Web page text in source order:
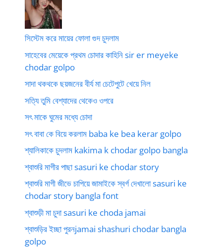
সিস্টেম করে মায়ের ফোলা গুদ চুদলাম
সাহেবের মেয়েকে প্রথম চোদার কাহিনি sir er meyeke
chodar golpo
সাদা থকথকে ছয়জনের বীর্য মা চেটেপুটে খেয়ে নিল
সত্যি তুমি বেশ্যাদের থেকেও ওপরে
সৎ মাকে ঘুমের মধ্যে চোদা
সৎ বাবা কে বিয়ে করলাম baba ke bea kerar golpo
শ্যালিকাকে চুদলাম kakima k chodar golpo bangla
শ্বাশুরি মাগীর পাছা sasuri ke chodar story
শ্বাশুরি মাগী জীভে চাপিয়ে জামাইকে স্বর্গ দেখালো sasuri ke
chodar story bangla font
শ্বাশুড়ী মা চুদা sasuri ke choda jamai
শ্বাশুড়ির ইচ্ছা পুরনjamai shashuri chodar bangla
golpo